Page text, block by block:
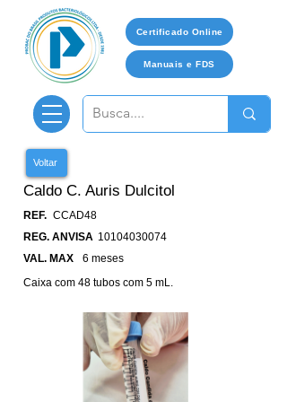
Certificado Online
Manuais e FDS
Voltar
Caldo C. Auris Dulcitol
REF. CCAD48
REG. ANVISA 10104030074
VAL. MAX
6 meses
Caixa com 48 tubos com 5 mL.